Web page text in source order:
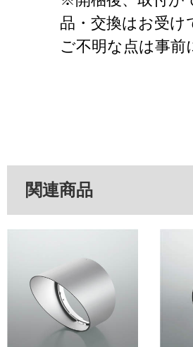
品・交換はお受け
ご不明な点は事
関連商品